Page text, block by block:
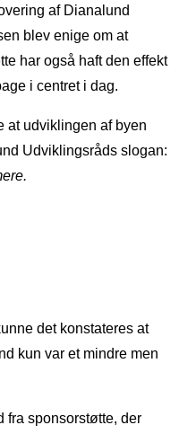
af Dianalund
blev enige om at
har også haft den effekt
i centret i dag.
at udviklingen af byen
Udviklingsråds slogan:
det konstateres at
kun var et mindre men
fra sponsorstøtte, der